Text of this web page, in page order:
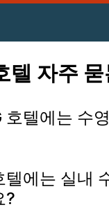
텔 자주
호텔에는 수
텔에는 실내
?